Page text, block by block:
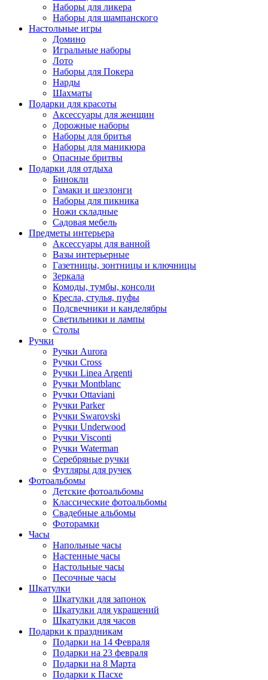
Наборы для ликера
Наборы для шампанского
Настольные игры
Домино
Игральные наборы
Лото
Наборы для Покера
Нарды
Шахматы
Подарки для красоты
Аксессуары для женщин
Дорожные наборы
Наборы для бритья
Наборы для маникюра
Опасные бритвы
Подарки для отдыха
Бинокли
Гамаки и шезлонги
Наборы для пикника
Ножи складные
Садовая мебель
Предметы интерьера
Аксессуары для ванной
Вазы интерьерные
Газетницы, зонтницы и ключницы
Зеркала
Комоды, тумбы, консоли
Кресла, стулья, пуфы
Подсвечники и канделябры
Светильники и лампы
Столы
Ручки
Ручки Aurora
Ручки Cross
Ручки Linea Argenti
Ручки Montblanc
Ручки Ottaviani
Ручки Parker
Ручки Swarovski
Ручки Underwood
Ручки Visconti
Ручки Waterman
Серебряные ручки
Футляры для ручек
Фотоальбомы
Детские фотоальбомы
Классические фотоальбомы
Свадебные альбомы
Фоторамки
Часы
Напольные часы
Настенные часы
Настольные часы
Песочные часы
Шкатулки
Шкатулки для запонок
Шкатулки для украшений
Шкатулки для часов
Подарки к праздникам
Подарки на 14 Февраля
Подарки на 23 февраля
Подарки на 8 Марта
Подарки к Пасхе